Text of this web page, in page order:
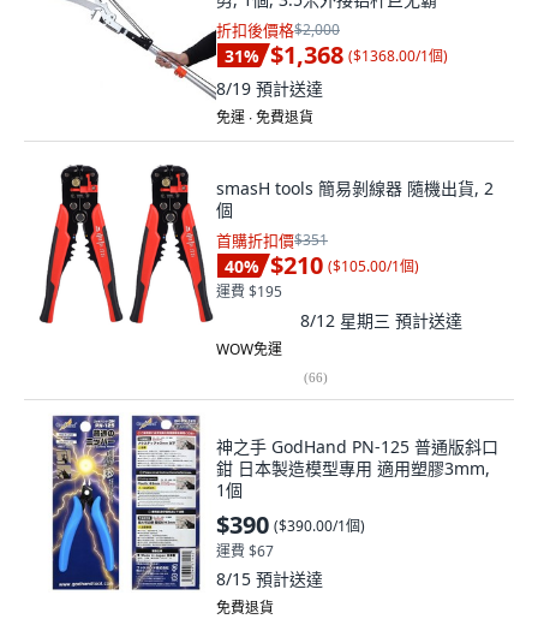
折扣後價格$2,000
31% $1,368 ($1368.00/1個)
8/19 預計送達
免運 ∙ 免費退貨
smasH tools 簡易剝線器 隨機出貨, 2
個
首購折扣價$351
40% $210 ($105.00/1個)
運費 $195
8/12 星期三 預計送達
WOW免運
(66)
神之手 GodHand PN-125 普通版斜口
鉗 日本製造模型專用 適用塑膠3mm,
1個
$390 ($390.00/1個)
運費 $67
8/15 預計送達
免費退貨